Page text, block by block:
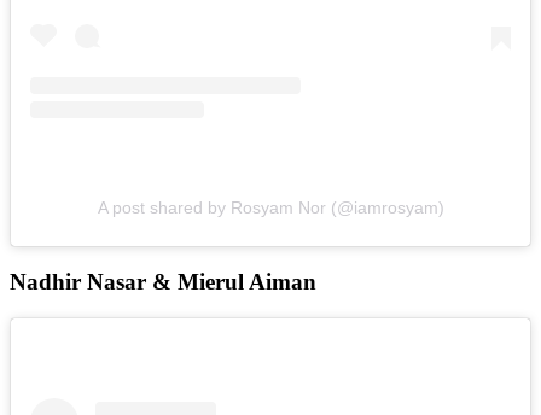
A post shared by Rosyam Nor (@iamrosyam)
Nadhir Nasar & Mierul Aiman